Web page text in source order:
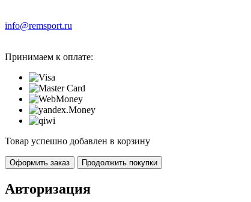
info@remsport.ru
Принимаем к оплате:
Товар успешно добавлен в корзину
Оформить заказ Продолжить покупки
Авторизация